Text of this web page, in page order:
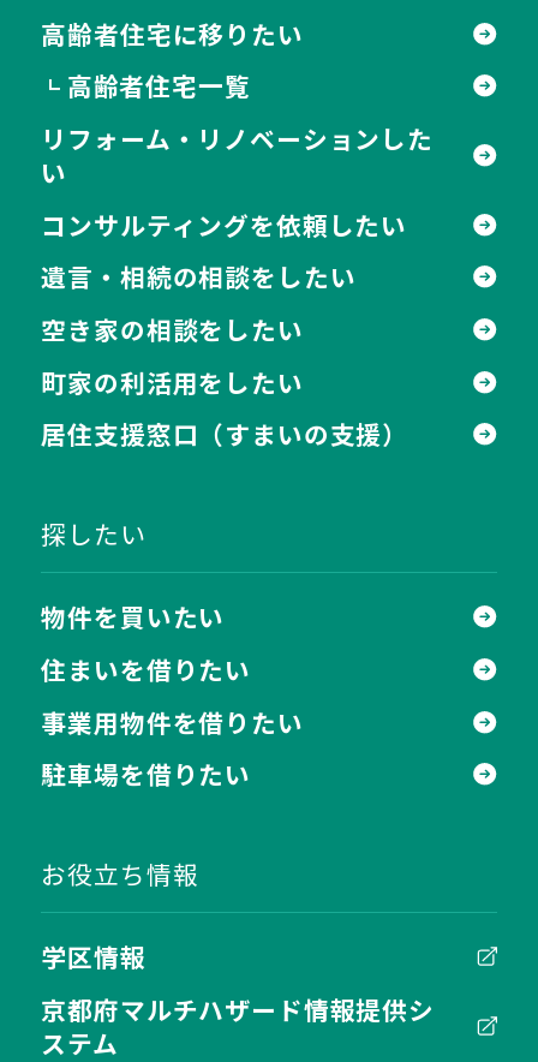
高齢者住宅に移りたい
┗ 高齢者住宅一覧
リフォーム・リノベーションした
い
コンサルティングを依頼したい
遺言・相続の相談をしたい
空き家の相談をしたい
町家の利活用をしたい
居住支援窓口 （すまいの支援）
探したい
物件を買いたい
住まいを借りたい
事業用物件を借りたい
駐車場を借りたい
お役立ち情報
学区情報
京都府マルチハザード情報提供シ
ステム